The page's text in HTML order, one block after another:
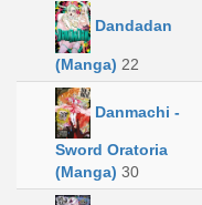
Dandadan
(Manga) 22
Danmachi -
Sword Oratoria
(Manga) 30